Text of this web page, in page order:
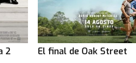
2 El final de Oak Street